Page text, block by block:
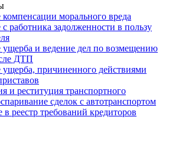
морального вреда
работника задолженности в пользу
ущерба и ведение дел по возмещению
ДТП
причиненного действиями
и реституция транспортного
сделок с автотранспортом
реестр требований кредиторов